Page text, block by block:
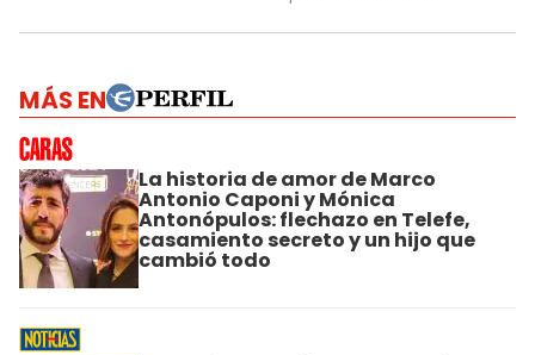
MÁS EN
La historia de amor de Marco
Antonio Caponi y Mónica
Antonópulos: flechazo en Telefe,
casamiento secreto y un hijo que
cambió todo